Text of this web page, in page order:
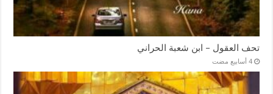
تحف العقول – ابن شعبة الحراني
‏4 أسابيع مضت